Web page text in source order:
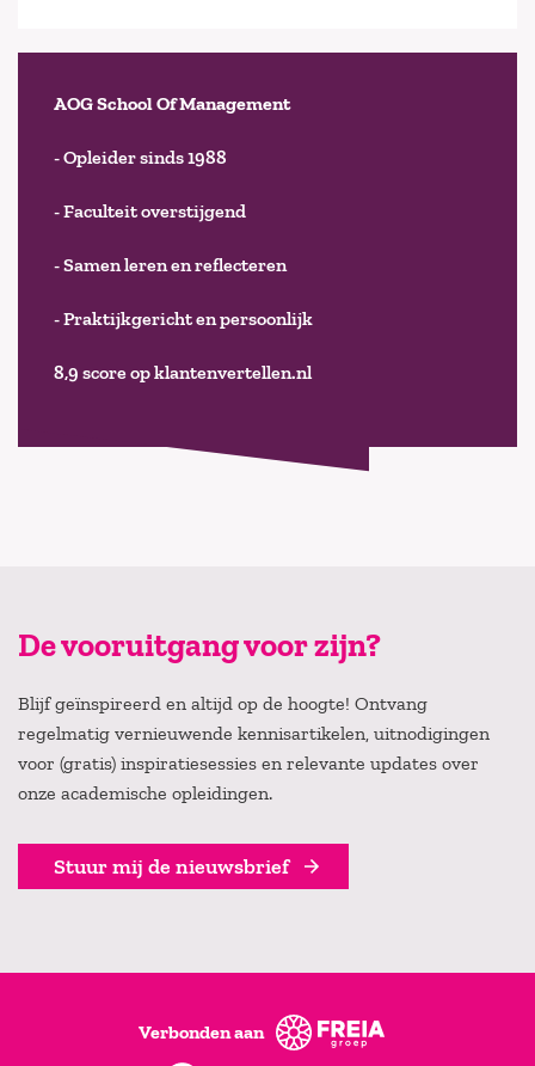
AOG School Of Management
- Opleider sinds 1988
- Faculteit overstijgend
- Samen leren en reflecteren
- Praktijkgericht en persoonlijk
8,9 score op klantenvertellen.nl
De vooruitgang voor zijn?
Blijf geïnspireerd en altijd op de hoogte! Ontvang
regelmatig vernieuwende kennisartikelen, uitnodigingen
voor (gratis) inspiratiesessies en relevante updates over
onze academische opleidingen.
Stuur mij de nieuwsbrief
Verbonden aan